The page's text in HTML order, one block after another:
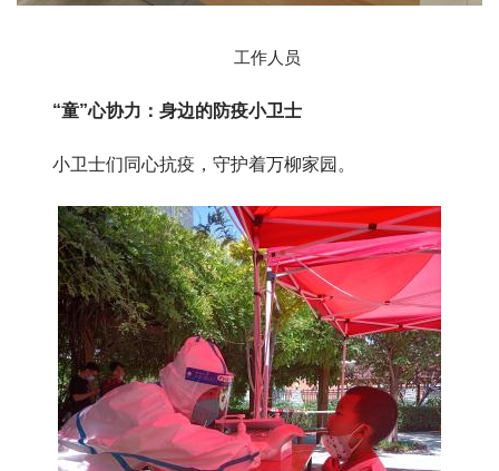
工作人员
“童”心协力：身边的防疫小卫士
小卫士们同心抗疫，守护着万柳家园。